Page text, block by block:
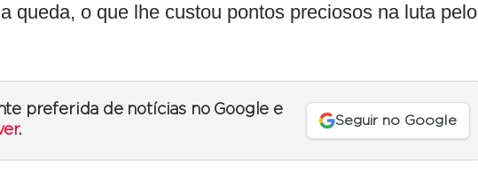
queda, o que lhe custou pontos preciosos na luta pelo
preferida de notícias no Google e
.
Seguir no Google